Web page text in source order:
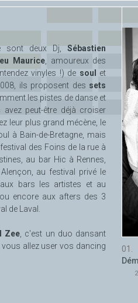
sont deux Dj,Sébastien
Maurice, amoureux des
vinyles !) de soul et
ils proposent des sets
les pistes de danse et
avez peut-être déjà croiser
leur plus grand mécène, le
à Bain-de-Bretagne, mais
des Foins de la rue à
au bar Hic à Rennes,
au festival privé le
aux bars les artistes et au
encore aux afters des 3
de Laval.
Zee , c'est un duo dansant
vous allez user vos dancing